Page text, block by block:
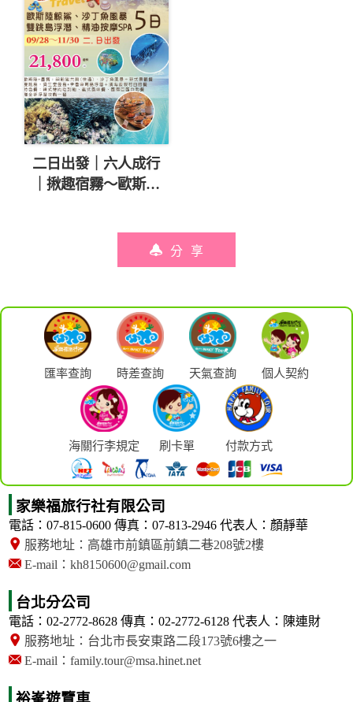
二日出發｜六人成行
｜揪趣宿霧～歐斯陸
分享
匯率查詢 時差查詢 天氣查詢 個人契約
海關行李規定 刷卡單 付款方式
家樂福旅行社有限公司
電話：07-815-0600 傳真：07-813-2946 代表人：顏靜華
服務地址：高雄市前鎮區前鎮二巷208號2樓
E-mail：kh8150600@gmail.com
台北分公司
電話：02-2772-8628 傳真：02-2772-6128 代表人：陳連財
服務地址：台北市長安東路二段173號6樓之一
E-mail：family.tour@msa.hinet.net
裕峯遊覽車